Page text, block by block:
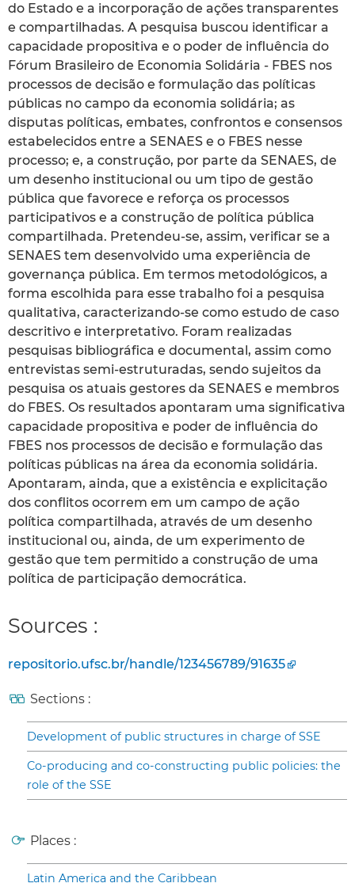
do Estado e a incorporação de ações transparentes
e compartilhadas. A pesquisa buscou identificar a
capacidade propositiva e o poder de influência do
Fórum Brasileiro de Economia Solidária - FBES nos
processos de decisão e formulação das políticas
públicas no campo da economia solidária; as
disputas políticas, embates, confrontos e consensos
estabelecidos entre a SENAES e o FBES nesse
processo; e, a construção, por parte da SENAES, de
um desenho institucional ou um tipo de gestão
pública que favorece e reforça os processos
participativos e a construção de política pública
compartilhada. Pretendeu-se, assim, verificar se a
SENAES tem desenvolvido uma experiência de
governança pública. Em termos metodológicos, a
forma escolhida para esse trabalho foi a pesquisa
qualitativa, caracterizando-se como estudo de caso
descritivo e interpretativo. Foram realizadas
pesquisas bibliográfica e documental, assim como
entrevistas semi-estruturadas, sendo sujeitos da
pesquisa os atuais gestores da SENAES e membros
do FBES. Os resultados apontaram uma significativa
capacidade propositiva e poder de influência do
FBES nos processos de decisão e formulação das
políticas públicas na área da economia solidária.
Apontaram, ainda, que a existência e explicitação
dos conflitos ocorrem em um campo de ação
política compartilhada, através de um desenho
institucional ou, ainda, de um experimento de
gestão que tem permitido a construção de uma
política de participação democrática.
Sources :
repositorio.ufsc.br/handle/123456789/91635
Sections :
Development of public structures in charge of SSE
Co-producing and co-constructing public policies: the
role of the SSE
Places :
Latin America and the Caribbean